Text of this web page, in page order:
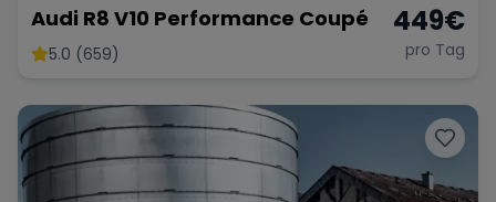
Audi R8 V10 Performance Coupé
5.0 (659)
449€
pro Tag